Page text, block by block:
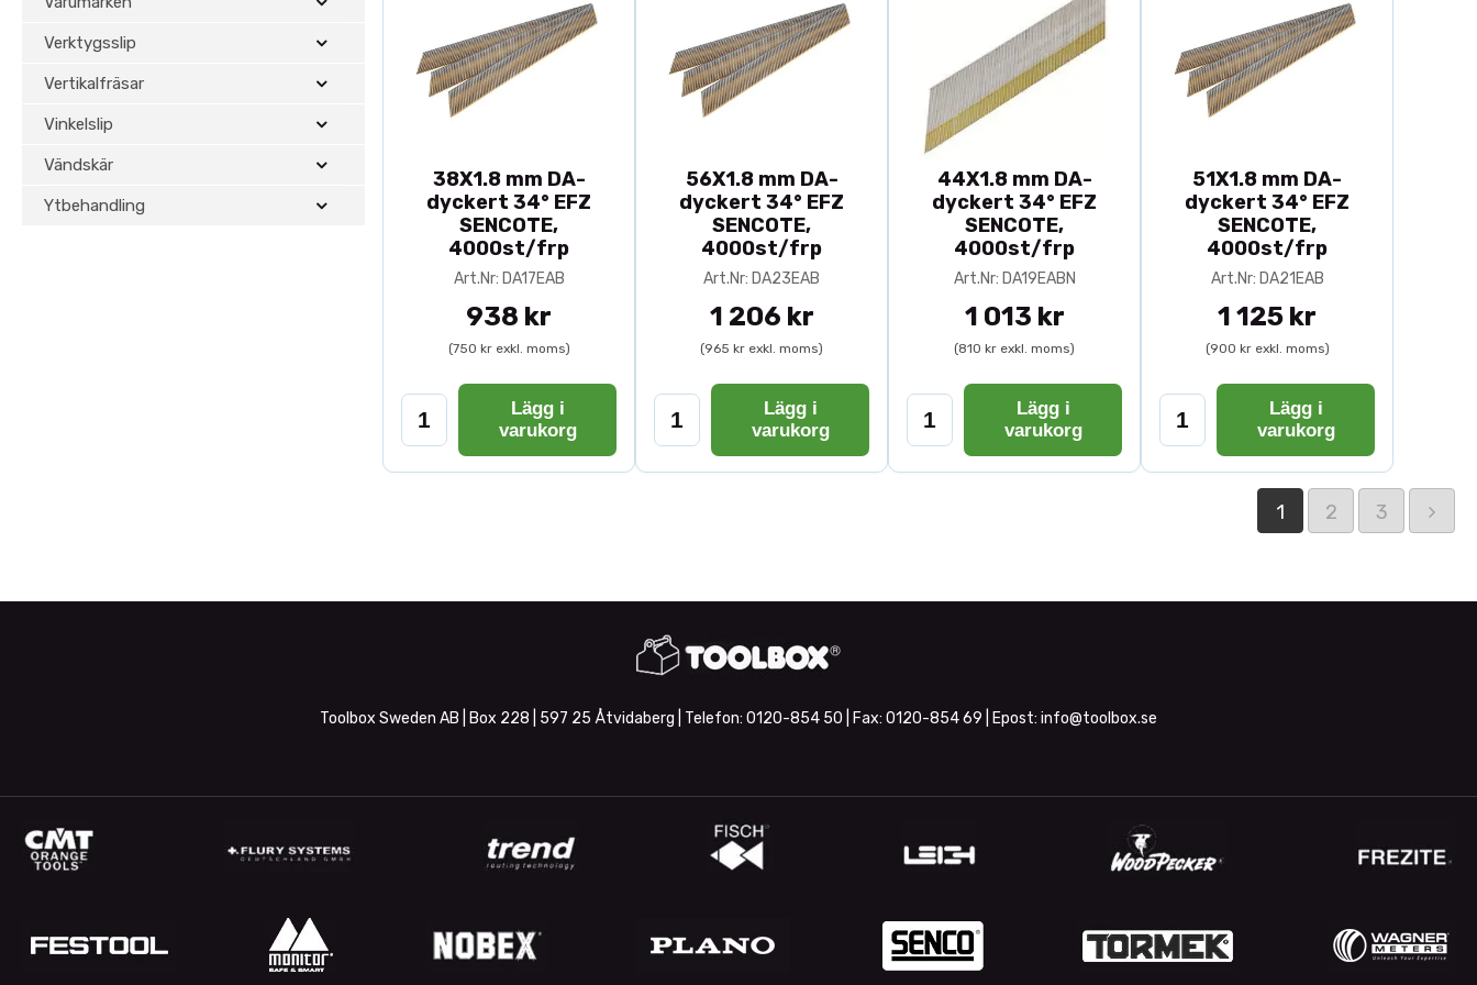
Verktygsslip
Vertikalfräsar
Vinkelslip
Vändskär
Ytbehandling
38X1.8 mm DA-
dyckert 34° EFZ
SENCOTE,
4000st/frp
Art.Nr: DA17EAB
938 kr
(750 kr exkl. moms)
Lägg i
varukorg
56X1.8 mm DA-
dyckert 34° EFZ
SENCOTE,
4000st/frp
Art.Nr: DA23EAB
1 206 kr
(965 kr exkl. moms)
Lägg i
varukorg
44X1.8 mm DA-
dyckert 34° EFZ
SENCOTE,
4000st/frp
Art.Nr: DA19EABN
1 013 kr
(810 kr exkl. moms)
Lägg i
varukorg
51X1.8 mm DA-
dyckert 34° EFZ
SENCOTE,
4000st/frp
Art.Nr: DA21EAB
1 125 kr
(900 kr exkl. moms)
Lägg i
varukorg
1 2 3
Toolbox Sweden AB | Box 228 | 597 25 Åtvidaberg | Telefon: 0120-854 50 | Fax: 0120-854 69 | Epost: info@toolbox.se